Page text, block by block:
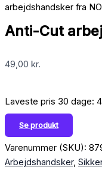
arbejdshandsker fra
Anti-Cut
49,00 kr.
Laveste pris 30 dage:
Se produkt
Varenummer (SKU):
Arbejdshandsker,